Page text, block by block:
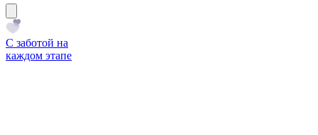
С заботой на
каждом этапе